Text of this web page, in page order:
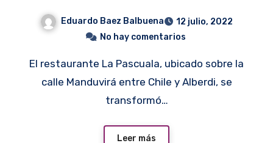
Eduardo Baez Balbuena
12 julio, 2022
No hay comentarios
El restaurante La Pascuala, ubicado sobre la
calle Manduvirá entre Chile y Alberdi, se
transformó…
Leer más